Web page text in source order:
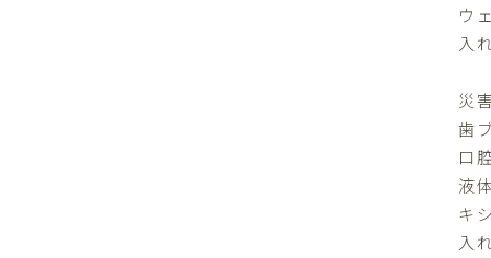
ウ
入
災
歯
口
液
キ
入